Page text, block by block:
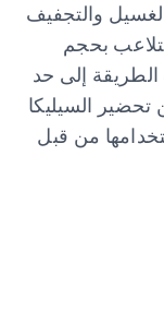
والتجفيف
بحجم
الطريقة إلى حد
تحضير السيليكا
من قبل